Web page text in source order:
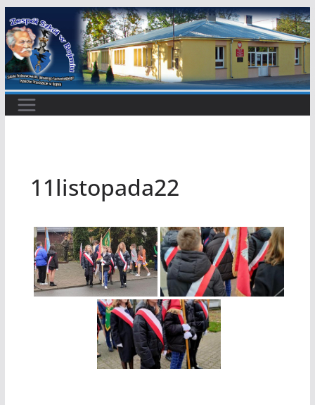
Przejdź
do
treści
11listopada22